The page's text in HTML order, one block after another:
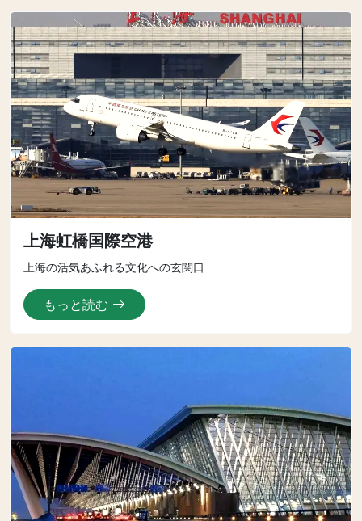
上海虹橋国際空港
上海の活気あふれる文化への玄関口
もっと読む